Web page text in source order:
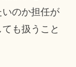
のか担任が
も扱うこと